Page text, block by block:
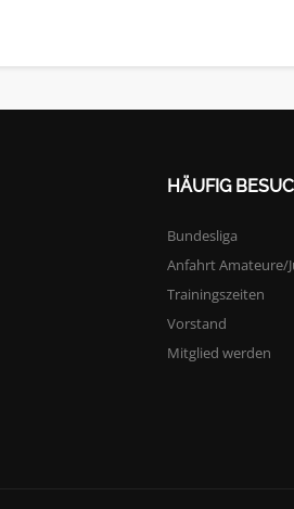
HÄUFIG
Bundesliga
Anfahrt Amateure/
Trainingszeiten
Vorstand
Mitglied werden